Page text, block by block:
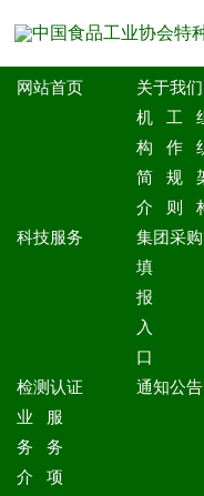
网站首页
关于我们
机
构
简
介
工
作
规
则
科技服务
集团采购
填
报
入
口
检测认证
业
务
介
服
务
项
通知公告